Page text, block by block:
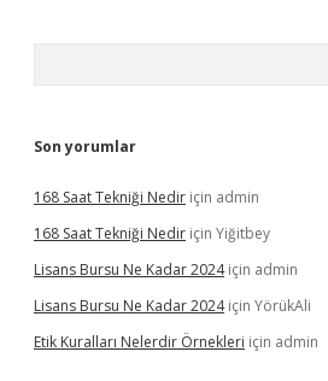
Son yorumlar
168 Saat Tekniği Nedir için admin
168 Saat Tekniği Nedir için Yiğitbey
Lisans Bursu Ne Kadar 2024için admin
Lisans Bursu Ne Kadar 2024için YörükAli
Etik Kuralları Nelerdir Örnekleri için admin